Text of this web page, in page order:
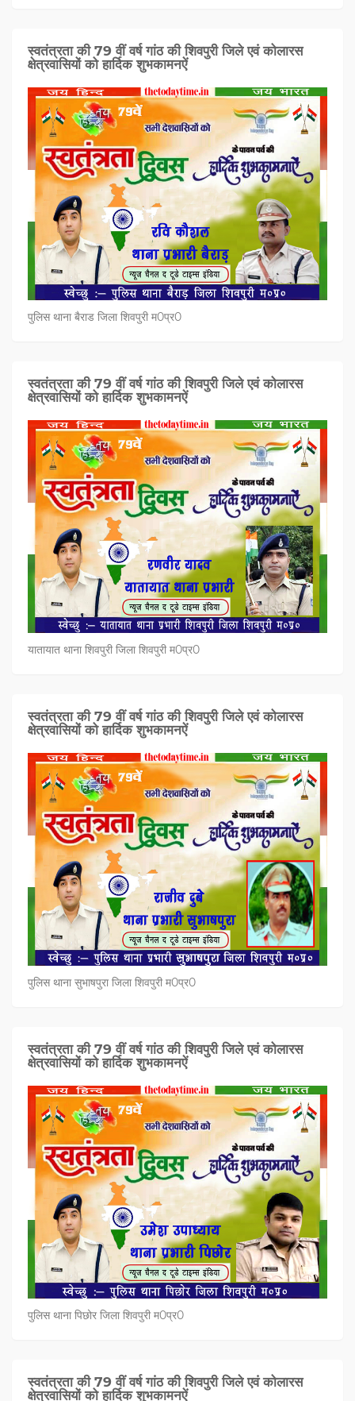
स्वतंत्रता की 79 वीं वर्ष गांठ की शिवपुरी जिले एवं कोलारस
क्षेत्रवासियों को हार्दिक शुभकामनऐं
पुलिस थाना बैराड जिला शिवपुरी म0प्र0
स्वतंत्रता की 79 वीं वर्ष गांठ की शिवपुरी जिले एवं कोलारस
क्षेत्रवासियों को हार्दिक शुभकामनऐं
यातायात थाना शिवपुरी जिला शिवपुरी म0प्र0
स्वतंत्रता की 79 वीं वर्ष गांठ की शिवपुरी जिले एवं कोलारस
क्षेत्रवासियों को हार्दिक शुभकामनऐं
पुलिस थाना सुभाषपुरा जिला शिवपुरी म0प्र0
स्वतंत्रता की 79 वीं वर्ष गांठ की शिवपुरी जिले एवं कोलारस
क्षेत्रवासियों को हार्दिक शुभकामनऐं
पुलिस थाना पिछोर जिला शिवपुरी म0प्र0
स्वतंत्रता की 79 वीं वर्ष गांठ की शिवपुरी जिले एवं कोलारस
क्षेत्रवासियों को हार्दिक शुभकामनऐं